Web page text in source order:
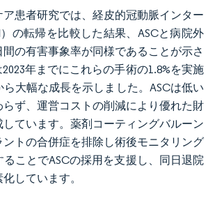
ア患者研究では、経皮的冠動脈インター
の転帰を比較した結果、ASCと病院外
の有害事象率が同様であることが示さ
年までにこれらの手術の1.8%を実施
ら大幅な成長を示しました。ASCは低い
ず、運営コストの削減により優れた財
ています。薬剤コーティングバルーン
トの合併症を排除し術後モニタリング
ことでASCの採用を支援し、同日退院
しています。